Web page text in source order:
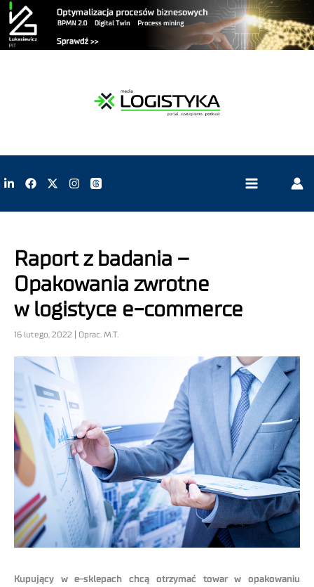
Raport z badania –
Opakowania zwrotne
w logistyce e-commerce
16 lutego, 2022 | Oprac. M.T.
Kupujący w e-sklepach chcą otrzymać towar w opakowaniu